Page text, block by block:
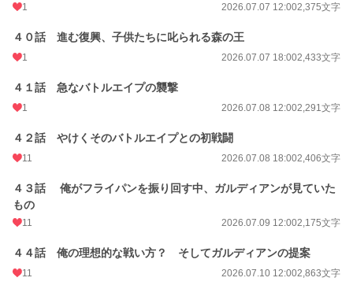
1 2026.07.07 12:002,375文字
４０話 進む復興、子供たちに叱られる森の王
1 2026.07.07 18:002,433文字
４１話 急なバトルエイプの襲撃
1 2026.07.08 12:002,291文字
４２話 やけくそのバトルエイプとの初戦闘
11 2026.07.08 18:002,406文字
４３話 俺がフライパンを振り回す中、ガルディアンが見ていた
もの
11 2026.07.09 12:002,175文字
４４話 俺の理想的な戦い方？ そしてガルディアンの提案
11 2026.07.10 12:002,863文字